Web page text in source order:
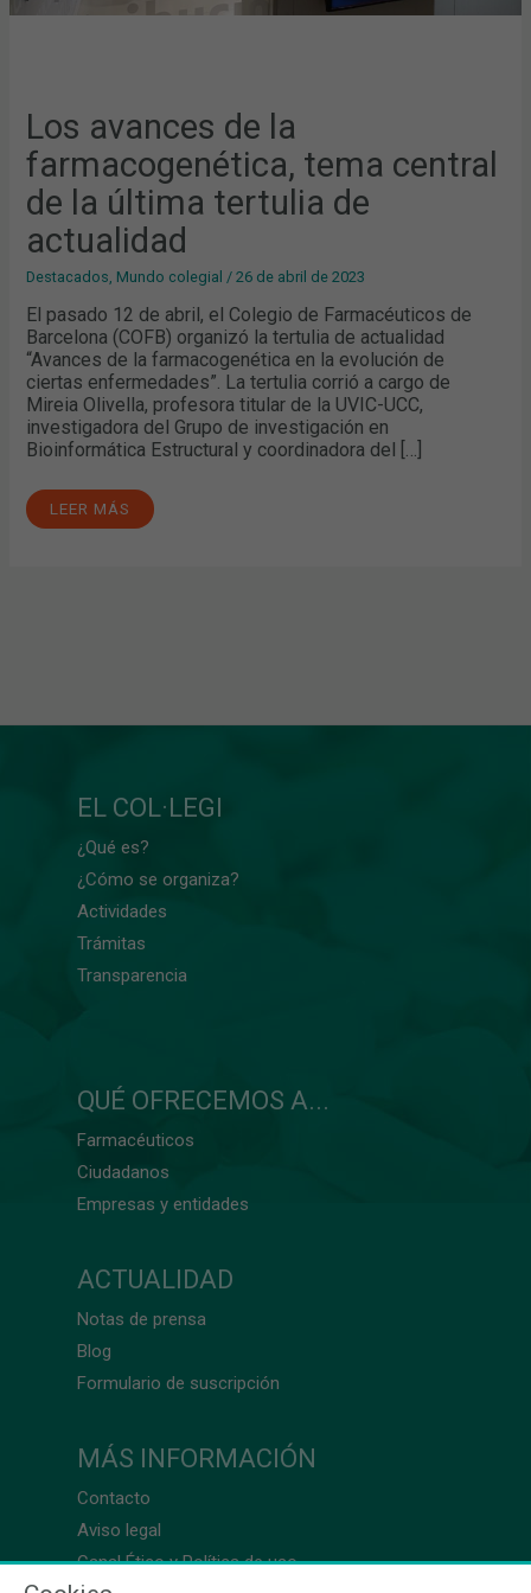
Los avances de la
farmacogenética, tema central
de la última tertulia de
actualidad
Destacados, Mundo colegial /26 de abril de 2023
El pasado 12 de abril, el Colegio de Farmacéuticos de
Barcelona (COFB) organizó la tertulia de actualidad
“Avances de la farmacogenética en la evolución de
ciertas enfermedades”. La tertulia corrió a cargo de
Mireia Olivella, profesora titular de la UVIC-UCC,
investigadora del Grupo de investigación en
Bioinformática Estructural y coordinadora del […]
LEER MÁS
EL COL·LEGI
¿Qué es?
¿Cómo se organiza?
Actividades
Trámitas
Transparencia
QUÉ OFRECEMOS A...
Farmacéuticos
Ciudadanos
Empresas y entidades
ACTUALIDAD
Notas de prensa
Blog
Formulario de suscripción
MÁS INFORMACIÓN
Contacto
Aviso legal
Canal Ético y Política de uso